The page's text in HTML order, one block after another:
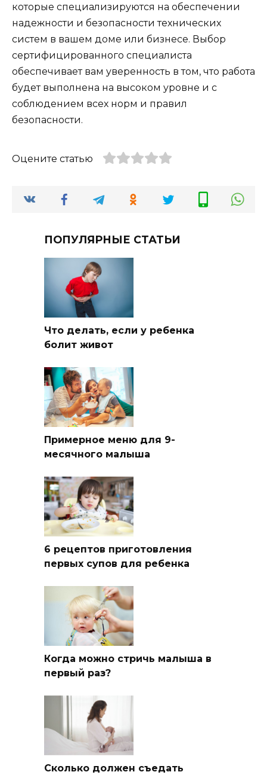
которые специализируются на обеспечении
надежности и безопасности технических
систем в вашем доме или бизнесе. Выбор
сертифицированного специалиста
обеспечивает вам уверенность в том, что работа
будет выполнена на высоком уровне и с
соблюдением всех норм и правил
безопасности.
Оцените статью
ПОПУЛЯРНЫЕ СТАТЬИ
Что делать, если у ребенка
болит живот
Примерное меню для 9-
месячного малыша
6 рецептов приготовления
первых супов для ребенка
Когда можно стричь малыша в
первый раз?
Сколько должен съедать